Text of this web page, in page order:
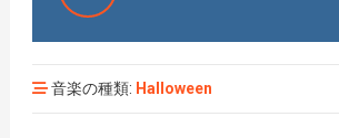
音楽の種類: Halloween